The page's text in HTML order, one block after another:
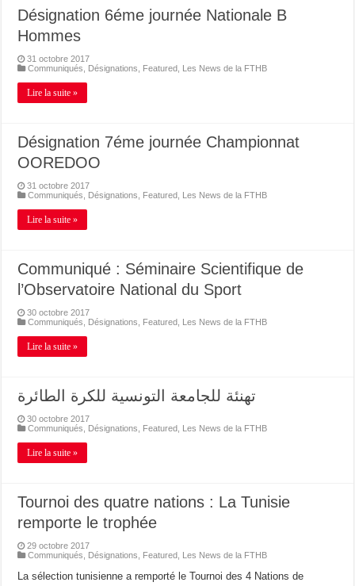
Désignation 6éme journée Nationale B
Hommes
31 octobre 2017
Communiqués
Désignations Featured Les News de la FTHB
Lire la suite »
Désignation 7éme journée Championnat
OOREDOO
31 octobre 2017
Communiqués
Désignations Featured Les News de la FTHB
Lire la suite »
Communiqué : Séminaire Scientifique de
l’Observatoire National du Sport
30 octobre 2017
Communiqués
Désignations Featured Les News de la FTHB
Lire la suite »
تهنئة للجامعة التونسية للكرة الطائرة
30 octobre 2017
Communiqués
Désignations Featured Les News de la FTHB
Lire la suite »
Tournoi des quatre nations : La Tunisie
remporte le trophée
29 octobre 2017
Communiqués
Désignations Featured Les News de la FTHB
La sélection tunisienne a remporté le Tournoi des 4 Nations de